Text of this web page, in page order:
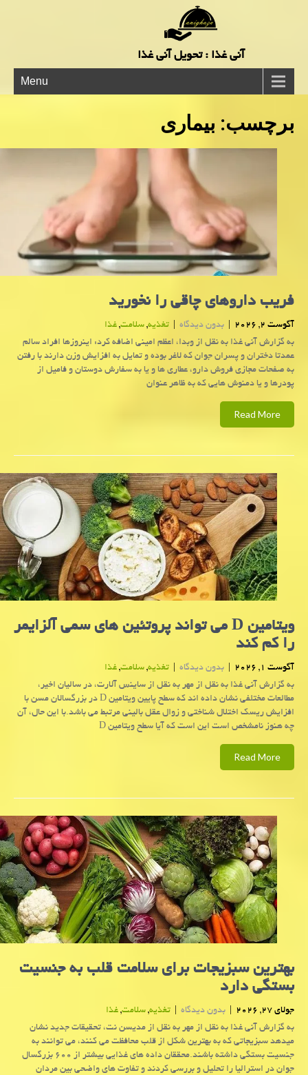
آنی غذا : تحویل آنی غذا
Menu
برچسب: بیماری
فریب داروهای چاقی را نخورید
آگوست 2, 2026 | بدون دیدگاه | تغذیه,سلامت,غذا
به گزارش آنی غذا به نقل از وبدا، اعظم امینی اضافه کرد: اینروزها افراد سالم
عمدتا دختران و پسران جوان که لاغر بوده و تمایل به افزایش وزن دارند با رفتن
به صفحات مجازی فروش دارو، عطاری ها و یا به سفارش دوستان و فامیل از
پودرها و یا دمنوش هایی که به ظاهر عنوان
Read More
ویتامین D می تواند پروتئین های سمی آلزایمر
را کم کند
آگوست 1, 2026 | بدون دیدگاه | تغذیه,سلامت,غذا
به گزارش آنی غذا به نقل از مهر به نقل از ساینس آلارت، در سالیان اخیر،
مطالعات مختلفی نشان داده اند که سطح پایین ویتامین D در بزرگسالان مسن با
افزایش ریسک اختلال شناختی و زوال عقل بالینی مرتبط می باشد.با این حال، آن
چه هنوز نامشخص است این است که آیا سطح ویتامین D
Read More
بهترین سبزیجات برای سلامت قلب به جنسیت
بستگی دارد
جولای 27, 2026 | بدون دیدگاه | تغذیه,سلامت,غذا
به گزارش آنی غذا به نقل از مهر به نقل از مدیسن نت، تحقیقات جدید نشان
میدهد سبزیجاتی که به بهترین شکل از قلب محافظت می کنند، می توانند به
جنسیت بستگی داشته باشند.محققان داده های غذایی بیشتر از ۶۰۰ بزرگسال
جوان در استرالیا را تحلیل و بررسی کردند و تفاوت های واضحی بین مردان